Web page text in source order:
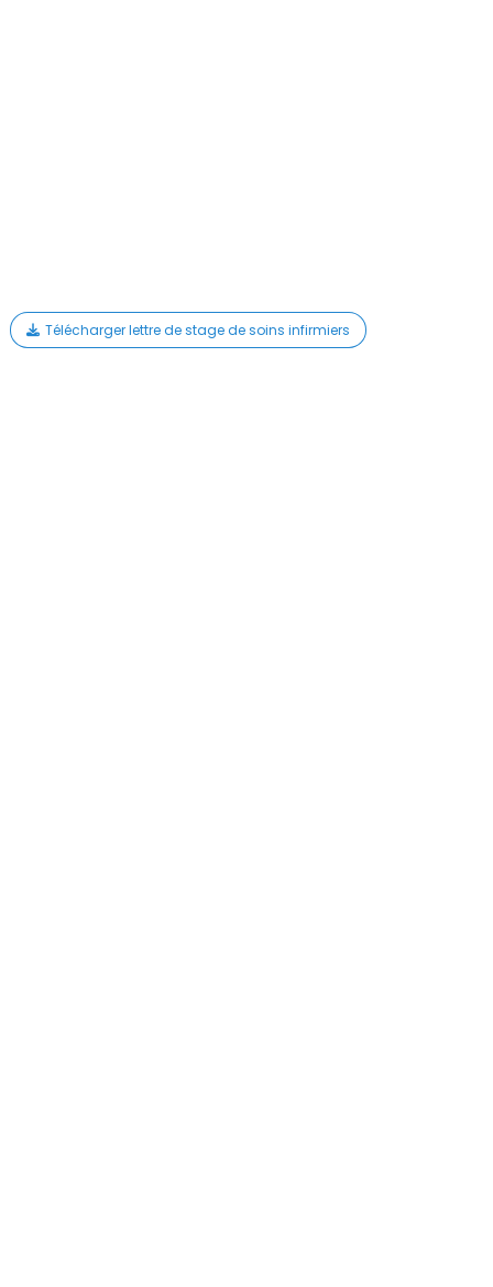
Télécharger lettre de stage de soins infirmiers